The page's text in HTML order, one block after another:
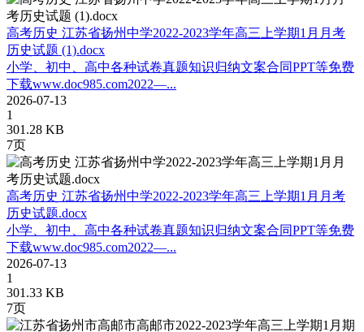
高考历史 江苏省扬州中学2022-2023学年高三上学期1月月考
历史试题 (1).docx
小学、初中、高中各种试卷真题知识归纳文案合同PPT等免费
下载www.doc985.com2022—...
2026-07-13
1
301.28 KB
7页
高考历史 江苏省扬州中学2022-2023学年高三上学期1月月考
历史试题.docx
小学、初中、高中各种试卷真题知识归纳文案合同PPT等免费
下载www.doc985.com2022—...
2026-07-13
1
301.33 KB
7页